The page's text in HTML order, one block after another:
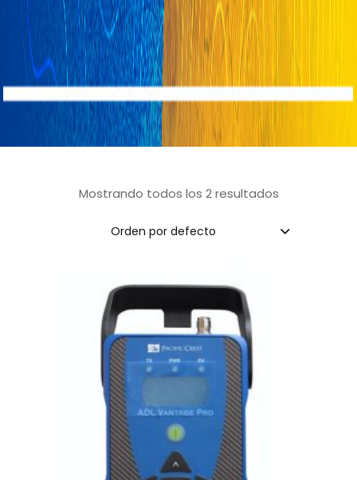
Mostrando todos los 2 resultados
Orden por defecto